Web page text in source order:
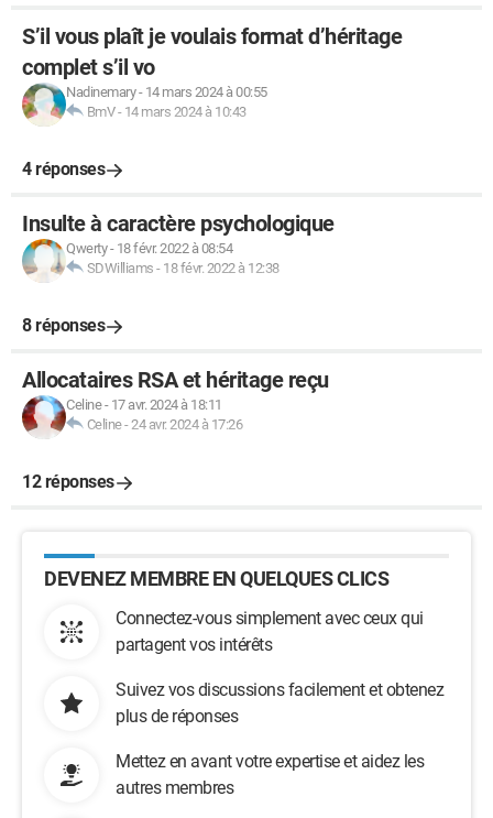
S’il vous plaît je voulais format d’héritage
complet s’il vo
Nadinemary- 14 mars 2024 à 00:55
BmV- 14 mars 2024 à 10:43
4 réponses
Insulte à caractère psychologique
Qwerty- 18 févr. 2022 à 08:54
SDWilliams - 18 févr. 2022 à 12:38
8 réponses
Allocataires RSA et héritage reçu
Celine- 17 avr. 2024 à 18:11
Celine-24 avr. 2024 à 17:26
12 réponses
DEVENEZ MEMBRE EN QUELQUES CLICS
Connectez-vous simplement avec ceux qui
partagent vos intérêts
Suivez vos discussions facilement et obtenez
plus de réponses
Mettez en avant votre expertise et aidez les
autres membres